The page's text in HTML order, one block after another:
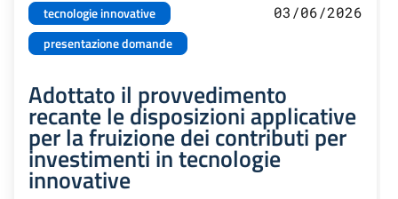
tecnologie innovative
presentazione domande
03/06/2026
Adottato il provvedimento
recante le disposizioni applicative
per la fruizione dei contributi per
investimenti in tecnologie
innovative